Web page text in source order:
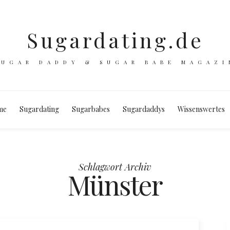
Sugardating.de
DADDY & SUGAR BABE
Sugardating Sugarbabes Sugardaddys Wissenswertes
Schlagwort Archiv
Münster